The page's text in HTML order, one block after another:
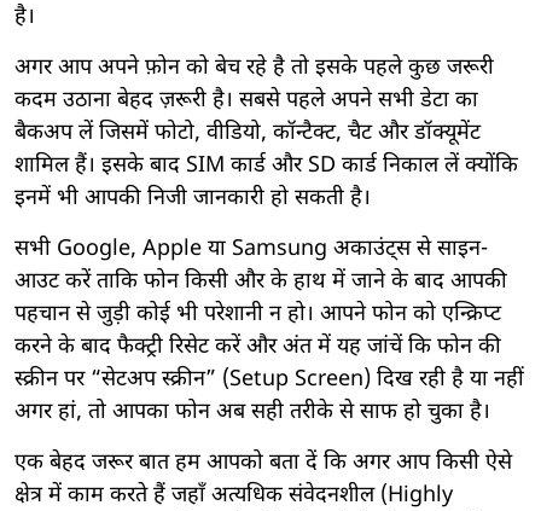
है।
अगर आप अपने फ़ोन को बेच रहे है तो इसके पहले कुछ जरूरी
कदम उठाना बेहद ज़रूरी है। सबसे पहले अपने सभी डेटा का
बैकअप लें जिसमें फोटो, वीडियो, कॉन्टैक्ट, चैट और डॉक्यूमेंट
शामिल हैं। इसके बाद SIM कार्ड और SD कार्ड निकाल लें क्योंकि
इनमें भी आपकी निजी जानकारी हो सकती है।
सभी Google, Apple या Samsung अकाउंट्स से साइन-
आउट करें ताकि फोन किसी और के हाथ में जाने के बाद आपकी
पहचान से जुड़ी कोई भी परेशानी न हो। आपने फोन को एन्क्रिप्ट
करने के बाद फैक्ट्री रिसेट करें और अंत में यह जांचें कि फोन की
स्क्रीन पर “सेटअप स्क्रीन” (Setup Screen) दिख रही है या नहीं
अगर हां, तो आपका फोन अब सही तरीके से साफ हो चुका है।
एक बेहद जरूर बात हम आपको बता दें कि अगर आप किसी ऐसे
क्षेत्र में काम करते हैं जहाँ अत्यधिक संवेदनशील (Highly